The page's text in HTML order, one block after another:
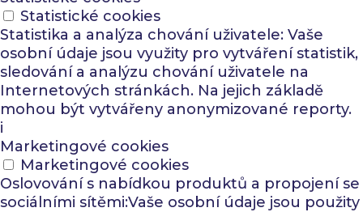
Statistické cookies
Statistika a analýza chování uživatele: Vaše
osobní údaje jsou využity pro vytváření statistik,
sledování a analýzu chování uživatele na
Internetových stránkách. Na jejich základě
mohou být vytvářeny anonymizované reporty.
i
Marketingové cookies
Marketingové cookies
Oslovování s nabídkou produktů a propojení se
sociálními sítěmi:Vaše osobní údaje jsou použity